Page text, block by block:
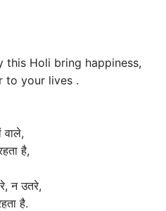
this Holi bring happiness,
to your lives .
वाले,
है,
न उतरे,
है.